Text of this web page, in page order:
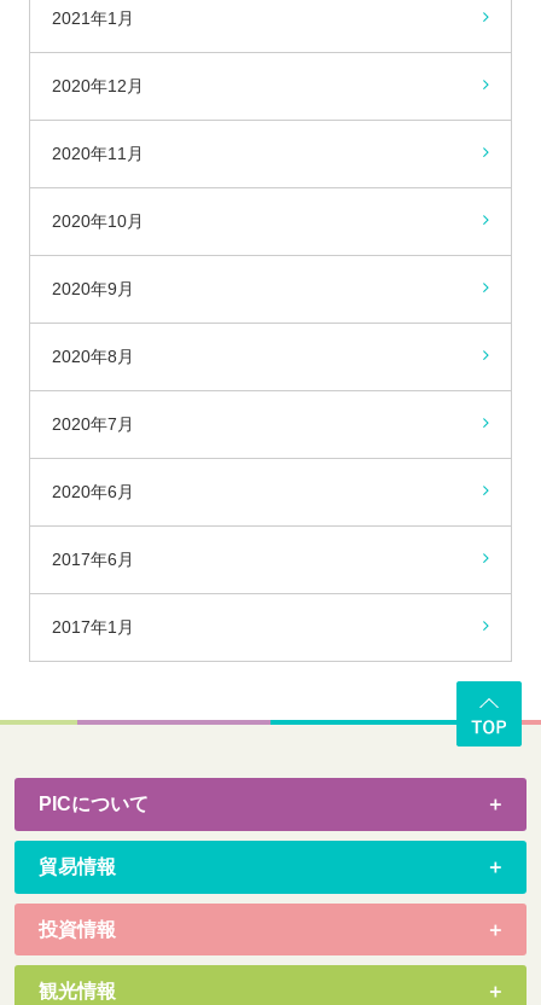
2021年1月
2020年12月
2020年11月
2020年10月
2020年9月
2020年8月
2020年7月
2020年6月
2017年6月
2017年1月
PICについて
貿易情報
投資情報
観光情報